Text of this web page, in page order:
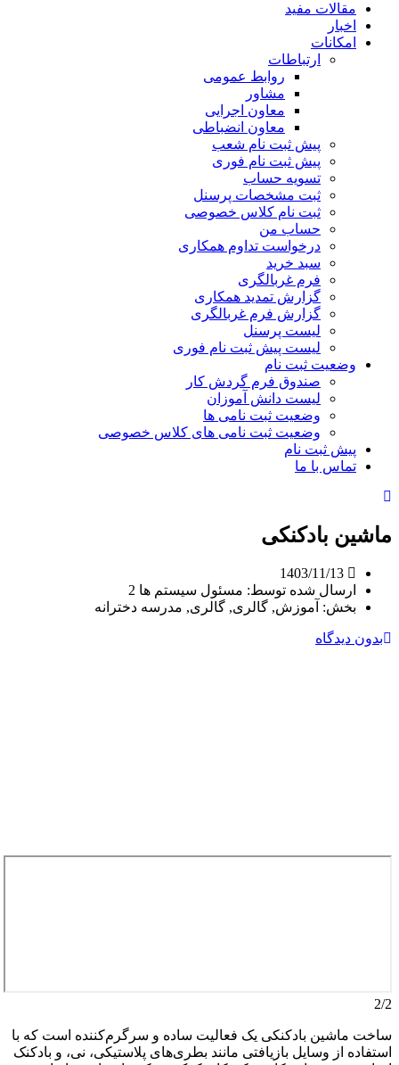
مقالات مفید
اخبار
امکانات
ارتباطات
روابط عمومی
مشاور
معاون اجرایی
معاون انضباطی
پیش ثبت نام شعب
پیش ثبت نام فوری
تسویه حساب
ثبت مشخصات پرسنل
ثبت نام کلاس خصوصی
حساب من
درخواست تداوم همکاری
سبد خرید
فرم غربالگری
گزارش تمدید همکاری
گزارش فرم غربالگری
لیست پرسنل
لیست پیش ثبت نام فوری
وضعیت ثبت نام
صندوق فرم گردش کار
لیست دانش آموزان
وضعیت ثبت نامی ها
وضعیت ثبت نامی های کلاس خصوصی
پیش ثبت نام
تماس با ما
ماشین بادکنکی
ارسال شده توسط: مسئول سیستم ها 2
بخش: آموزش, گالری, گالری, مدرسه دخترانه
بدون دیدگاه
2/2
ساخت ماشین بادکنکی یک فعالیت ساده و سرگرم‌کننده است که با
استفاده از وسایل بازیافتی مانند بطری‌های پلاستیکی، نی، و بادکنک